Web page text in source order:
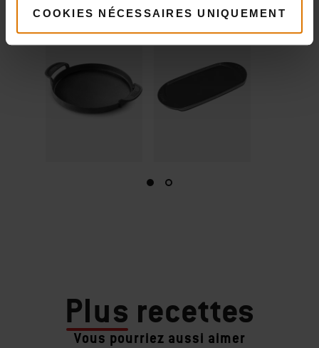
COOKIES NÉCESSAIRES UNIQUEMENT
Plus recettes
Vous pourriez aussi aimer